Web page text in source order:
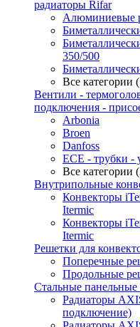
радиаторы Rifar
Алюминиевые
350/500
Все категории
Вентили -
подключения -
Arbonia
Broen
Danfoss
ECE - трубки -
Все категории
Внутрипольные
Конвекторы
Itermic
Конвекторы
Itermic
Решетки для
Поперечные
Продольные
Стальные
Радиаторы
подключение)